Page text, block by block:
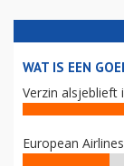
WAT IS EEN
Verzin alsjeblieft
European